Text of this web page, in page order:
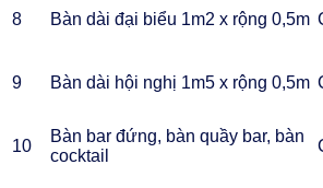
8 Bàn dài đại biểu 1m2 x rộng 0,5m
9 Bàn dài hội nghị 1m5 x rộng 0,5m
10
Bàn bar đứng, bàn quầy bar, bàn
cocktail